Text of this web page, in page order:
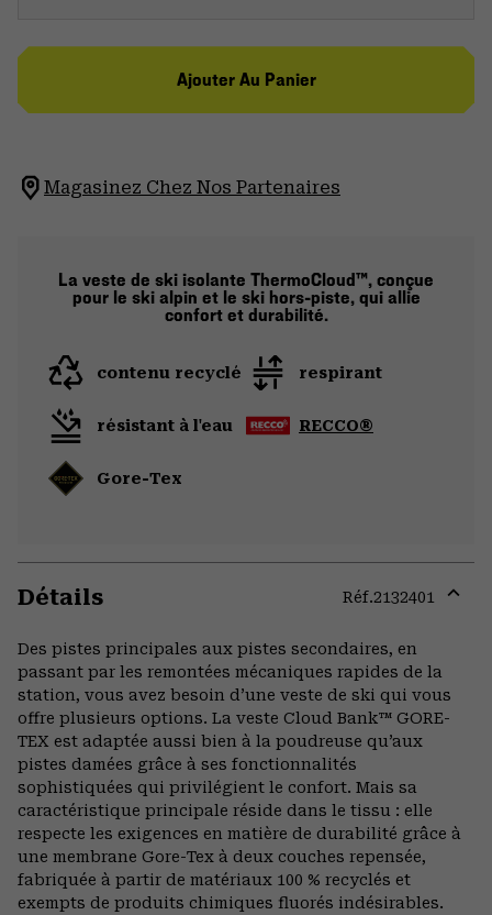
Ajouter Au Panier
Magasinez Chez Nos Partenaires
La veste de ski isolante ThermoCloud™, conçue
pour le ski alpin et le ski hors-piste, qui allie
confort et durabilité.
contenu recyclé respirant
résistant à l'eau RECCO®
Gore-Tex
Détails Réf.2132401
Des pistes principales aux pistes secondaires, en
passant par les remontées mécaniques rapides de la
station, vous avez besoin d’une veste de ski qui vous
offre plusieurs options. La veste Cloud Bank™ GORE-
TEX est adaptée aussi bien à la poudreuse qu’aux
pistes damées grâce à ses fonctionnalités
sophistiquées qui privilégient le confort. Mais sa
caractéristique principale réside dans le tissu : elle
respecte les exigences en matière de durabilité grâce à
une membrane Gore-Tex à deux couches repensée,
fabriquée à partir de matériaux 100 % recyclés et
exempts de produits chimiques fluorés indésirables.